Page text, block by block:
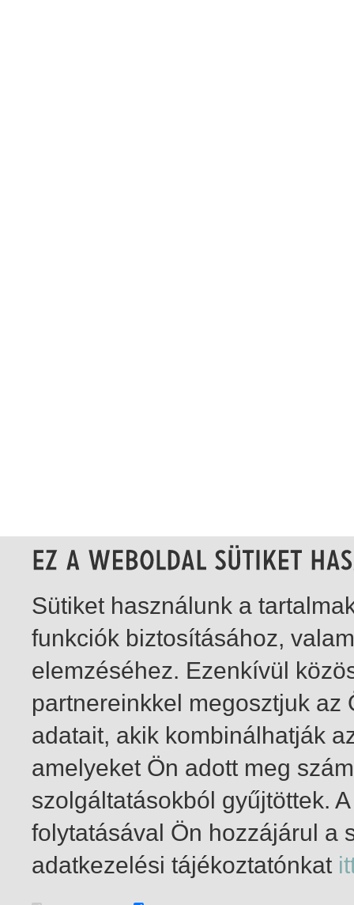
1-1 / összesen 1 találat
Sütiket használunk a
funkciók biztosításához,
elemzéséhez. Ezenkívül
partnereinkkel megosztjuk
adatait, akik kombinálhatják
amelyeket Ön adott meg
szolgáltatásokból gyűjtöttek.
folytatásával Ön hozzájárul a
adatkezelési tájékoztatónkat